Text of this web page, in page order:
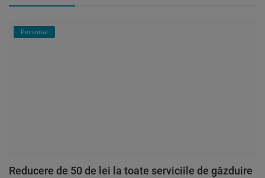
Personal
Reducere de 50 de lei la toate serviciile de găzduire